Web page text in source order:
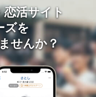
恋活サイト
ズを
せんか？